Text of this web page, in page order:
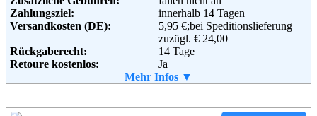
Adresse:
Otto GmbH & Co KG
Wandsbeker Straße 3-7
22172 Hamburg
Telefon:
+49 (0)40 - 6461 - 0
Fax:
+49 (0)40 - 6461 - 8571
service@otto.de
Zahlungsziel:
innerhalb 14 Tagen
Versandkosten (DE):
5,95 €;bei Speditionslieferung
zuzügl. € 24,00
Rückgaberecht:
14 Tage
Retoure kostenlos:
Ja
im Paket enthalten
Weitere Zahlungsmethoden:
Mehr Infos ▼